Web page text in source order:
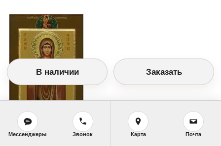
В наличии Заказать
Мессенджеры Звонок Карта Почта